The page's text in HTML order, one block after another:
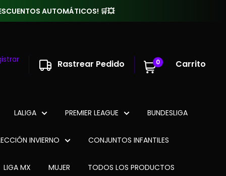
AUTOMÁTICOS! 🛒💥
Rastrear Pedido 0 Carrito
LALIGA PREMIER LEAGUE BUNDESLIGA
INVIERNO CONJUNTOS INFANTILES
LIGA MX MUJER TODOS LOS PRODUCTOS